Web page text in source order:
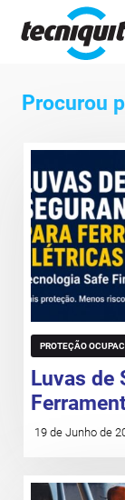
Procurou
PROTEÇÃO
Luvas de
19 de Junho de